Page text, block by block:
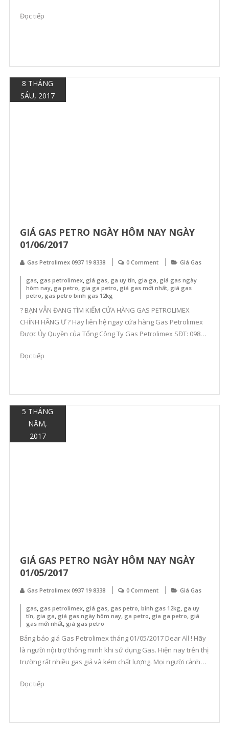
Đọc tiếp
8 THÁNG
SÁU, 2017
GIÁ GAS PETRO NGÀY HÔM NAY NGÀY
01/06/2017
Gas Petrolimex 0937 19 8338 0 Comment Giá Gas
gas, gas petrolimex, giá gas, ga uy tín gia ga giá gas ngày
hôm nay, ga petro gia ga petro giá gas mới nhất, giá gas
petro gas petro binh gas 12kg
? BẠN VẪN ĐANG TÌM KIẾM CỬA HÀNG GAS PETROLIMEX
CHÍNH HÃNG Ư ? Hãy liên hệ ngay cửa hàng Gas Petrolimex
Được Ủy Quyền của Tổng Công Ty Gas Petrolimex SĐT: 0985
bình gas Petrolimex từ 1/6/2017 […]
Đọc tiếp
5 THÁNG
NĂM,
2017
GIÁ GAS PETRO NGÀY HÔM NAY NGÀY
01/05/2017
Gas Petrolimex 0937 19 8338 0 Comment Giá Gas
gas, gas petrolimex, giá gas, gas petro binh gas 12kg ga uy
tín gia ga giá gas ngày hôm nay, ga petro gia ga petro giá
gas mới nhất, giá gas petro
Bảng báo giá Gas Petrolimex tháng 01/05/2017 Dear All ! Hãy
là người nội trợ thông minh khi sử dụng Gas. Hiện nay trên thị
trường rất nhiều gas giả và kém chất lượng. Mọi người cảnh
hàng gas uy […]
Đọc tiếp